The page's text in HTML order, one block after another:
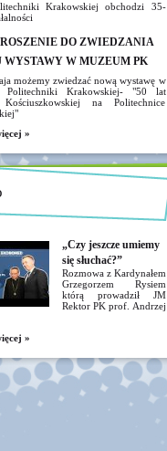
Krakowskiej obchodzi 35-
DO ZWIEDZANIA
WYSTAWY W MUZEUM PK
możemy zwiedzać nową wystawę w
Politechniki Krakowskiej- "50 lat
na Politechnice
»
„Czy jeszcze umiemy
się słuchać?”
Rozmowa z Kardynałem
Grzegorzem Rysiem
którą prowadził JM
Rektor PK prof. Andrzej
»